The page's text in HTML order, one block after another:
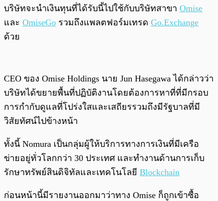
บริษัทจะนำเงินทุนที่ได้รับนี้ไปใช้กับบริษัทสาขา Omise
และ OmiseGo รวมถึงแพลตฟอร์มเทรด Go.Exchange
ด้วย
CEO ของ Omise Holdings นาย Jun Hasegawa ได้กล่าวว่า
บริษัทได้ขยายพื้นที่ปฏิบัติงานโดยต้องการหาที่ที่มีกรอบ
การกำกับดูแลที่โปร่งใสและเสถียรรวมถึงมีรัฐบาลที่มี
วิสัยทัศน์ไปข้างหน้า
ทั้งนี้ Nomura เป็นกลุ่มผู้ให้บริการทางการเงินที่มีเครือ
ข่ายอยู่ทั่วโลกกว่า 30 ประเทศ และทำงานด้านการเก็บ
รักษาทรัพย์สินดิจิทัลและเทคโนโลยี Blockchain
ก่อนหน้านี้มีรายงานออกมาว่าทาง Omise ก็ถูกเข้าซื้อ